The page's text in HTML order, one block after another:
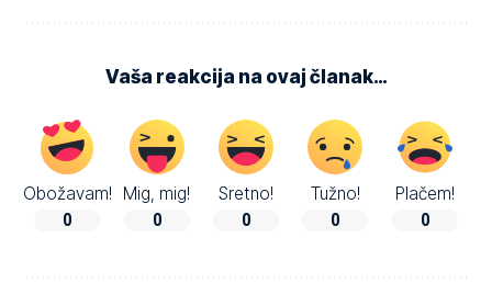
Vaša reakcija na ovaj članak…
Obožavam!
0
Mig, mig!
0
Sretno!
0
Tužno!
0
Plačem!
0